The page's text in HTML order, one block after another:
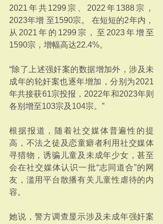
2021年共1299宗、2022年1388宗，
2023年增 至1590宗。 在短短的2年内，
从2021年的1299宗，至2023年增至
1590宗，增幅高达22.4%。
“除了上述强奸案的数据增加外，涉及未
成年的轮奸案也逐年增加，分别为2021
年共接获61宗投报，2022年和2023年则
各别增至103宗及104宗。”
根据报道，随着社交媒体普遍性的提
高，不法之徒及恋童癖者利用社交媒体
寻猎物，诱骗儿童及未成年少女，甚至
会在社交媒体认识一批“志同道合”的网
友，滥用平台散播有关儿童性虐待的内
容。
她说，警方调查显示涉及未成年强奸案